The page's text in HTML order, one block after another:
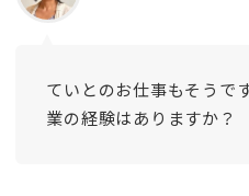
ていとのお仕事もそうで
業の経験はありますか？